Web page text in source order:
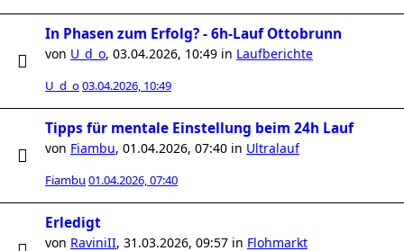
In Phasen zum Erfolg? - 6h-Lauf Ottobrunn
von U_d_o, 03.04.2026, 10:49 in Laufberichte
U_d_o03.04.2026, 10:49
Tipps für mentale Einstellung beim 24h Lauf
von Fiambu, 01.04.2026, 07:40 in Ultralauf
Fiambu 01.04.2026, 07:40
Erledigt
von RaviniII, 31.03.2026, 09:57 in Flohmarkt